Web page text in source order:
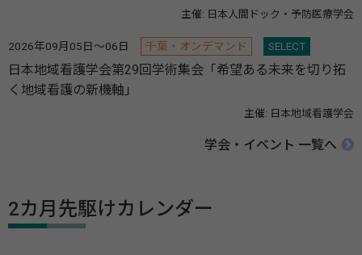
主催: 日本人間ドック・予防医療学会
2026年09月05日～06日 千葉・オンデマンド SELECT
日本地域看護学会第29回学術集会「希望ある未来を切り拓
く地域看護の新機軸」
主催: 日本地域看護学会
学会・イベント 一覧へ
2カ月先駆けカレンダー